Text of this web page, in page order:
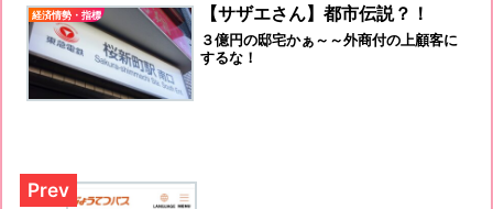
経済情勢・指標 【サザエさん】都市伝説？！
３億円の邸宅かぁ～～外商付の上顧客に
するな！